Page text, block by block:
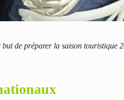
de préparer la saison touristique